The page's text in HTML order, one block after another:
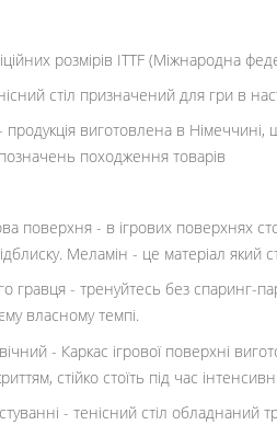
розмірів ITTF (Міжнародна
стіл призначений для гри в
продукція виготовлена в Німеччині,
позначень походження товарів
поверхня - в ігрових поверхнях
Меламін - це матеріал
гравця - тренуйтесь без спаринг-
власному темпі.
- Каркас ігрової поверхні
стійко стоїть під час
- тенісний стіл обладнаний